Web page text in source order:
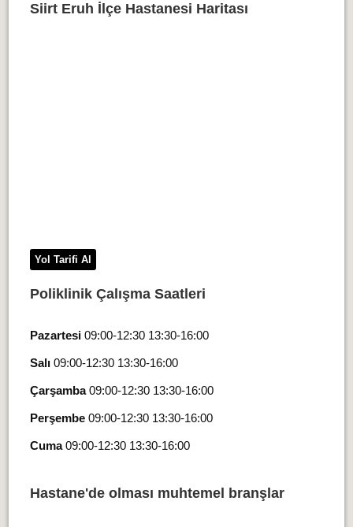
Siirt Eruh İlçe Hastanesi Haritası
Yol Tarifi Al
Poliklinik Çalışma Saatleri
Pazartesi09:00-12:30 13:30-16:00
Salı09:00-12:30 13:30-16:00
Çarşamba09:00-12:30 13:30-16:00
Perşembe09:00-12:30 13:30-16:00
Cuma09:00-12:30 13:30-16:00
Hastane'de olması muhtemel branşlar